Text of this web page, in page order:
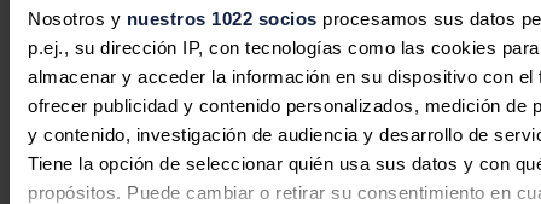
Nosotros y nuestros 1022 socios procesamos sus datos
p.ej., su dirección IP, con tecnologías como las cookies para
almacenar y acceder la información en su dispositivo con el
ofrecer publicidad y contenido personalizados, medición de
y contenido, investigación de audiencia y desarrollo de
Tiene la opción de seleccionar quién usa sus datos y con
propósitos. Puede cambiar o retirar su consentimiento en
ejecutivo del informe forensic.
La compañía no atendió la petición de la CNMV en plazo, por lo
que el supervisor procedió a realizar un requerimiento de
información adicional.
Noticias relacionadas